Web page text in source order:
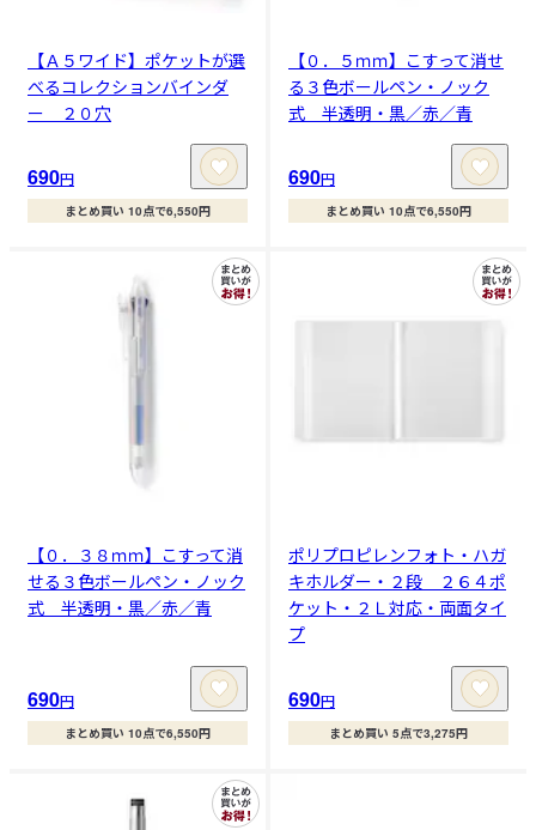
【Ａ５ワイド】ポケットが選
べるコレクションバインダ
ー ２０穴
690円
まとめ買い 10点で6,550円
【０．５ｍｍ】こすって消せ
る３色ボールペン・ノック
式 半透明・黒／赤／青
690円
まとめ買い 10点で6,550円
【０．３８ｍｍ】こすって消
せる３色ボールペン・ノック
式 半透明・黒／赤／青
690円
まとめ買い 10点で6,550円
ポリプロピレンフォト・ハガ
キホルダー・２段 ２６４ポ
ケット・２Ｌ対応・両面タイ
プ
690円
まとめ買い 5点で3,275円